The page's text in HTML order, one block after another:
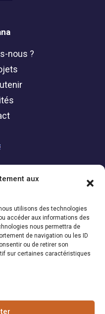
aux
utilisons des technologies
accéder aux informations des
nous permettra de
de navigation ou les ID
ou de retirer son
sur certaines caractéristiques
nous ?
| Suisse
34 04